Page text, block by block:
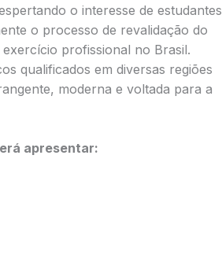
o interesse de estudantes
o processo de revalidação do
profissional no Brasil.
qualificados em diversas regiões
moderna e voltada para a
apresentar: